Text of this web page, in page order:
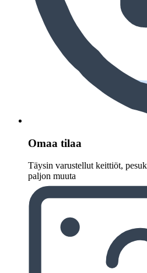
Omaa tilaa
Täysin varustellut keittiöt,
paljon muuta